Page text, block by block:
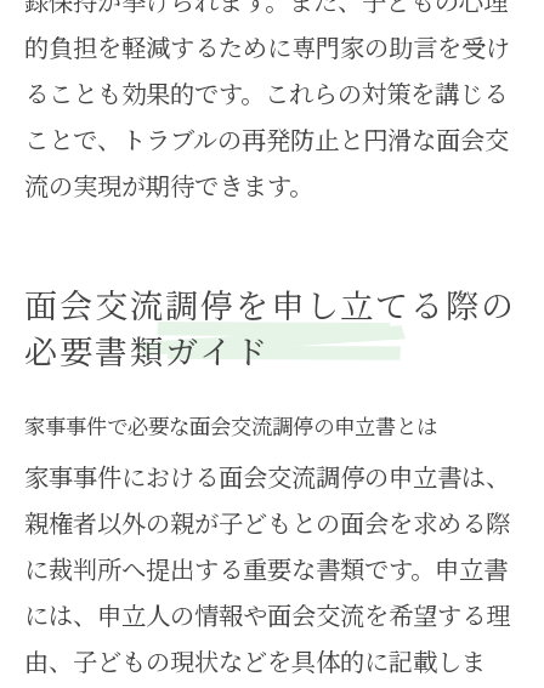
的負担を軽減するために専門家の助言を受け
ることも効果的です。これらの対策を講じる
ことで、トラブルの再発防止と円滑な面会交
流の実現が期待できます。
面会交流調停を申し立てる際の
必要書類ガイド
家事事件で必要な面会交流調停の申立書とは
家事事件における面会交流調停の申立書は、
親権者以外の親が子どもとの面会を求める際
に裁判所へ提出する重要な書類です。申立書
には、申立人の情報や面会交流を希望する理
由、子どもの現状などを具体的に記載しま